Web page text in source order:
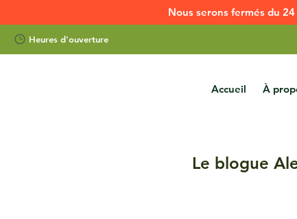
Nous serons fermés du
Heures d'ouverture
Accueil À
Le blogue